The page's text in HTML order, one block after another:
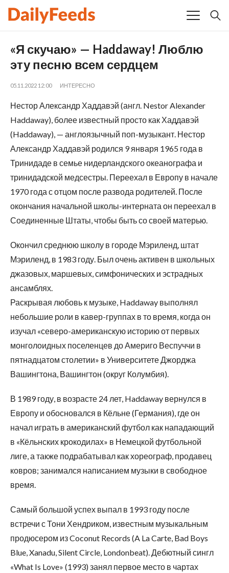
«Я скучаю» — Haddaway! Люблю
эту песню всем сердцем
05.11.2022 12:00 ИНТЕРЕСНО
Нестор Александр Хаддавэй (англ. Nestor Alexander
Haddaway), более известный просто как Хаддавэй
(Haddaway), — англоязычный поп-музыкант. Нестор
Александр Хаддавэй родился 9 января 1965 года в
Тринидаде в семье нидерландского океанографа и
тринидадской медсестры. Переехал в Европу в начале
1970 года с отцом после развода родителей. После
окончания начальной школы-интерната он переехал в
Соединенные Штаты, чтобы быть со своей матерью.
Окончил среднюю школу в городе Мэриленд, штат
Мэриленд, в 1983 году. Был очень активен в школьных
джазовых, маршевых, симфонических и эстрадных
ансамблях.
Раскрывая любовь к музыке, Haddaway выполнял
небольшие роли в кавер-группах в то время, когда он
изучал «северо-американскую историю от первых
монголоидных поселенцев до Америго Веспуччи в
пятнадцатом столетии» в Университете Джорджа
Вашингтона, Вашингтон (округ Колумбия).
В 1989 году, в возрасте 24 лет, Haddaway вернулся в
Европу и обосновался в Кёльне (Германия), где он
начал играть в американский футбол как нападающий
в «Кёльнских крокодилах» в Немецкой футбольной
лиге, а также подрабатывал как хореограф, продавец
ковров; занимался написанием музыки в свободное
время.
Самый большой успех выпал в 1993 году после
встречи с Тони Хендриком, известным музыкальным
продюсером из Coconut Records (A La Carte, Bad Boys
Blue, Xanadu, Silent Circle, Londonbeat). Дебютный сингл
«What Is Love» (1993) занял первое место в чартах